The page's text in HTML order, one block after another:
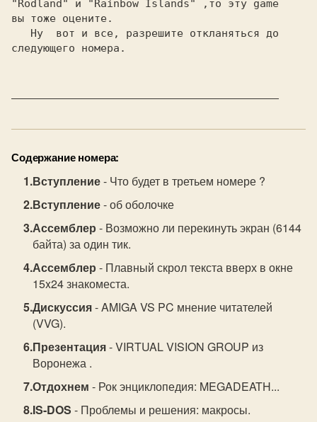
"Rodland" и "Rainbow Islands"
,то эту game
вы тоже оцените.
следующего номера.
Содержание номера:
Вступление- Что будет в третьем номере ?
Вступление- об оболочке
Ассемблер - Возможно ли перекинуть экран (6144
байта) за один тик.
Ассемблер - Плавный скрол текста вверх в окне
15x24 знакоместа.
Дискуссия- AMIGA VS PC мнение читателей
(VVG).
Презентация- VIRTUAL VISION GROUP из
Воронежа .
Отдохнем - Рок энциклопедия: MEGADEATH...
IS-DOS - Проблемы и решения: макросы.